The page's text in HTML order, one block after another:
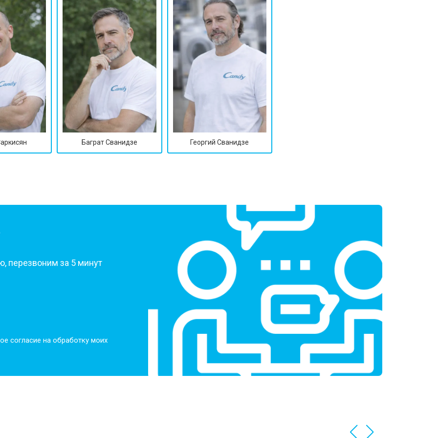
от 60 мин от 1600 ₽
от 40 мин от 1250 ₽
от 60 мин от 1000 ₽
креплений, кнопок) от 40 мин от 850 ₽
от 1100 ₽
от 1550 ₽ Заказать
от 1600 ₽ Заказать
от 40 мин Заказать
от 1550 ₽ Заказать
Баграт Сванидзе Георгий Сванидзе
перезвоним за 5 минут
согласие на обработку моих